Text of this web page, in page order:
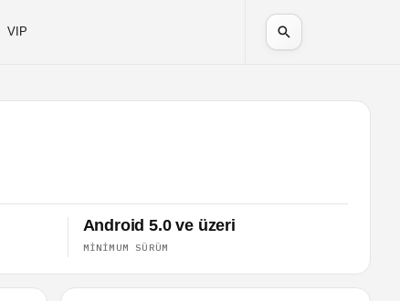
VIP
Android 5.0 ve üzeri
MINIMUM SÜRÜM